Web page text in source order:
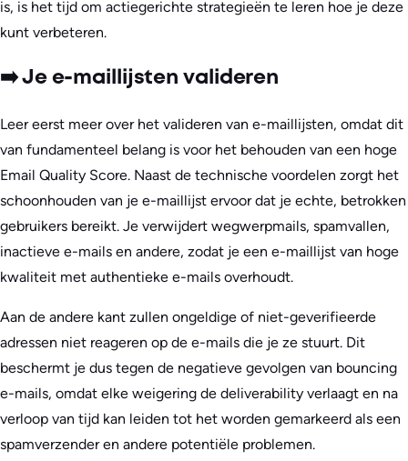
is, is het tijd om actiegerichte strategieën te leren hoe je deze
kunt verbeteren.
➡️ Je e-maillijsten valideren
Leer eerst meer over het valideren van e-maillijsten, omdat dit
van fundamenteel belang is voor het behouden van een hoge
Email Quality Score. Naast de technische voordelen zorgt het
schoonhouden van je e-maillijst ervoor dat je echte, betrokken
gebruikers bereikt. Je verwijdert wegwerpmails, spamvallen,
inactieve e-mails en andere, zodat je een e-maillijst van hoge
kwaliteit met authentieke e-mails overhoudt.
Aan de andere kant zullen ongeldige of niet-geverifieerde
adressen niet reageren op de e-mails die je ze stuurt. Dit
beschermt je dus tegen de negatieve gevolgen van bouncing
e-mails, omdat elke weigering de deliverability verlaagt en na
verloop van tijd kan leiden tot het worden gemarkeerd als een
spamverzender en andere potentiële problemen.